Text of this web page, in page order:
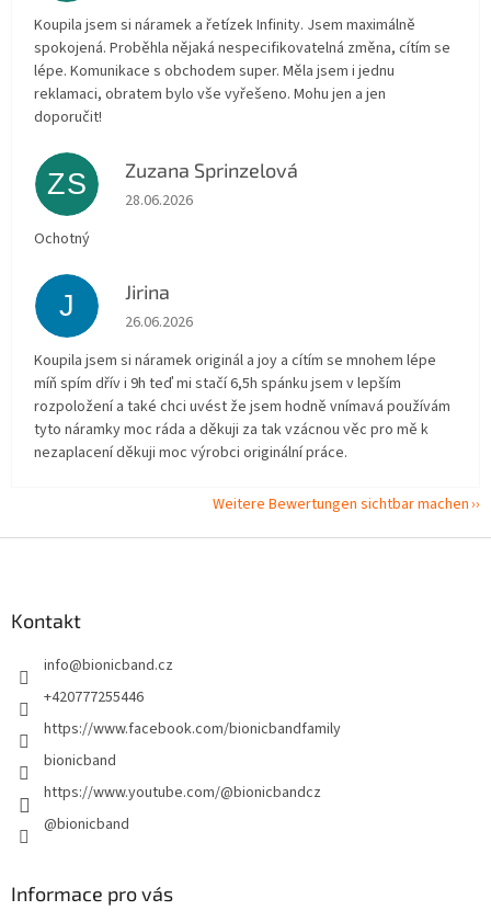
Koupila jsem si náramek a řetízek Infinity. Jsem maximálně
spokojená. Proběhla nějaká nespecifikovatelná změna, cítím se
lépe. Komunikace s obchodem super. Měla jsem i jednu
reklamaci, obratem bylo vše vyřešeno. Mohu jen a jen
doporučit!
ZS Zuzana Sprinzelová
Die Shop-Bewertung beträgt 5 von 5 Sternen.
28.06.2026
Ochotný
J Jirina
Die Shop-Bewertung beträgt 5 von 5 Sternen.
26.06.2026
Koupila jsem si náramek originál a joy a cítím se mnohem lépe
míň spím dřív i 9h teď mi stačí 6,5h spánku jsem v lepším
rozpoložení a také chci uvést že jsem hodně vnímavá používám
tyto náramky moc ráda a děkuji za tak vzácnou věc pro mě k
nezaplacení děkuji moc výrobci originální práce.
Weitere Bewertungen sichtbar machen
Kontakt
info@bionicband.cz
+420777255446
https://www.facebook.com/bionicbandfamily
bionicband
https://www.youtube.com/@bionicbandcz
@bionicband
Informace pro vás